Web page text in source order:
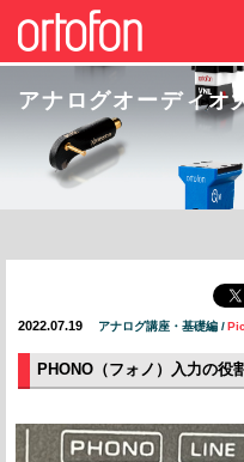
アナログオーディオ
2022.07.19 アナログ講座・基礎編
PHONO（フォノ）入力の役